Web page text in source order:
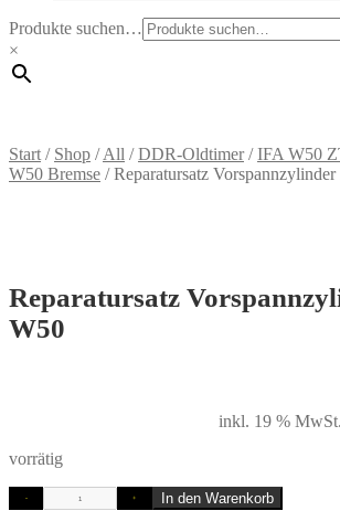
Produkte suchen…
×
Start / Shop /All /DDR-Oldtimer/IFA W50
W50 Bremse /Reparatursatz
Reparatursatz
W50
inkl. 19 % MwSt.
vorrätig
- + In den Warenkorb